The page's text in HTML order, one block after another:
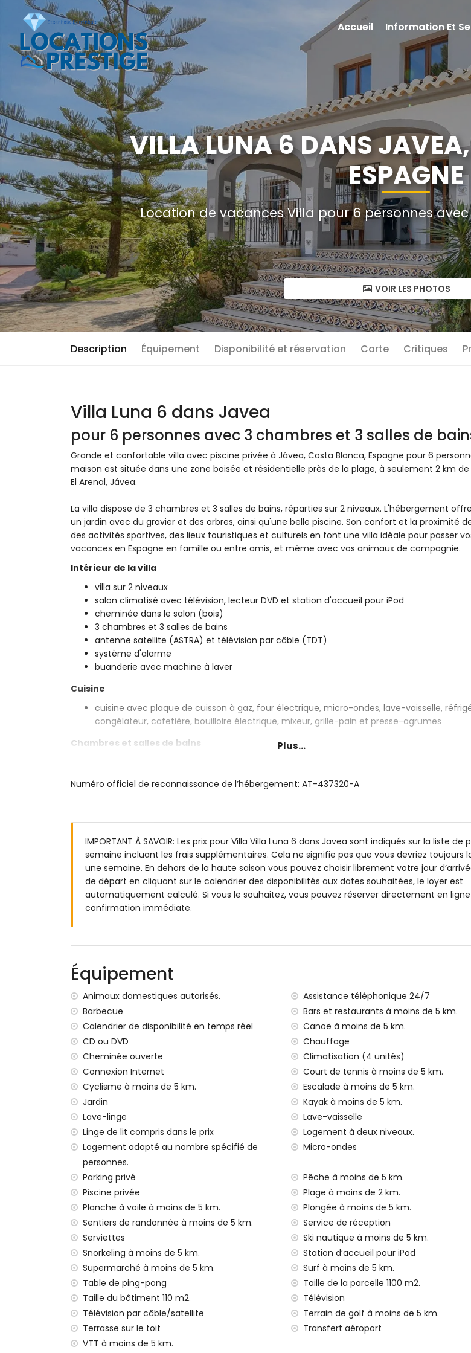
VILLA LUNA 6 DANS
ESPAGNE
Location de vacances Villa pour 6 personnes
VOIR LES PHOTOS
Description Équipement Disponibilité et réservation Carte Critiques
Villa Luna 6 dans Javea
pour 6 personnes avec 3 chambres et 3 salles de
Grande et confortable villa avec piscine privée à Jávea, Costa Blanca, Espagne pour 6
maison est située dans une zone boisée et résidentielle près de la plage, à seulement 2 km de
El Arenal, Jávea.
La villa dispose de 3 chambres et 3 salles de bains, réparties sur 2 niveaux. L'hébergement
un jardin avec du gravier et des arbres, ainsi qu'une belle piscine. Son confort et la proximité
des activités sportives, des lieux touristiques et culturels en font une villa idéale pour passer
vacances en Espagne en famille ou entre amis, et même avec vos animaux de compagnie.
Intérieur de la villa
villa sur 2 niveaux
salon climatisé avec télévision, lecteur DVD et station d'accueil pour iPod
cheminée dans le salon (bois)
3 chambres et 3 salles de bains
antenne satellite (ASTRA) et télévision par câble (TDT)
système d'alarme
buanderie avec machine à laver
Cuisine
cuisine avec plaque de cuisson à gaz, four électrique, micro-ondes, lave-vaisselle,
congélateur, cafetière, bouilloire électrique, mixeur, grille-pain et presse-agrumes
Chambres et salles de bains
chambre climatisée avec lit king-size (200 x 180 cm)
salle de bain avec lavabo simple, douche et toilette
Extérieur de la villa
grand terrain clôturé
piscine privée mesurant 8m x 4m et 2,5m de profondeur
jardin avec gravier, arbres, et mobilier de jardin avec transats
douche extérieure
espace de stationnement couvert privé et 3 places privées
terrasse sur le toit
Informations supplémentaires
ville la plus proche : Jávea (à moins de 5 kilomètres de la villa)
rivière ou rive la plus proche : Mediterráneo, Jávea (à moins de 2 kilomètres de la villa)
plage la plus proche : El Arenal, Jávea (à moins de 2 kilomètres de la villa)
port le plus proche : Puerto Aduanas del Mar, Jávea (à moins de 5 kilomètres de la villa)
parc le plus proche : Pinomar, Jávea (à moins de 2 kilomètres de la villa)
aéroport le plus proche : Alicante (à moins de 100 kilomètres de la villa)
deuxième aéroport le plus proche : Valence (> 100 kilomètres)
animaux domestiques autorisés
L'hébergement est très adapté pour les familles avec enfants
Installations et services inclus dans le prix de location de la villa
internet (WiFi)
aspirateur et fer à repasser avec planche à repasser
linge de lit et serviettes
service de réception et service d'urgence 24h/24
table de ping-pong
chauffage par air et climatisation
Installations et services avec supplément
service d'aéroport
lit supplémentaire et lits/couffins pour enfants (sur demande)
Divertissements et activités de loisirs pour vos vacances à Jávea, Costa Blanca
bar, promenade (El Arenal et Jávea) (à moins de 5 kilomètres de la maison)
Plus...
Numéro officiel de reconnaissance de l’hébergement: AT-437320-A
IMPORTANT À SAVOIR: Les prix pour Villa Villa Luna 6 dans Javea sont indiqués sur la liste de
semaine incluant les frais supplémentaires. Cela ne signifie pas que vous devriez toujours
une semaine. En dehors de la haute saison vous pouvez choisir librement votre jour
de départ en cliquant sur le calendrier des disponibilités aux dates souhaitées, le loyer est
automatiquement calculé. Si vous le souhaitez, vous pouvez réserver directement en
confirmation immédiate.
Équipement
Animaux domestiques autorisés.
Assistance téléphonique 24/7
Barbecue
Bars et restaurants à moins de 5 km.
Calendrier de disponibilité en temps réel
Canoë à moins de 5 km.
CD ou DVD
Chauffage
Cheminée ouverte
Climatisation (4 unités)
Connexion Internet
Court de tennis à moins de 5 km.
Cyclisme à moins de 5 km.
Escalade à moins de 5 km.
Jardin
Kayak à moins de 5 km.
Lave-linge
Lave-vaisselle
Linge de lit compris dans le prix
Logement à deux niveaux.
Logement adapté au nombre spécifié de
personnes.
Micro-ondes
Parking privé
Pêche à moins de 5 km.
Piscine privée
Plage à moins de 2 km.
Planche à voile à moins de 5 km.
Plongée à moins de 5 km.
Sentiers de randonnée à moins de 5 km.
Service de réception
Serviettes
Ski nautique à moins de 5 km.
Snorkeling à moins de 5 km.
Station d’accueil pour iPod
Supermarché à moins de 5 km.
Surf à moins de 5 km.
Table de ping-pong
Taille de la parcelle 1100 m2.
Taille du bâtiment 110 m2.
Télévision
Télévision par câble/satellite
Terrain de golf à moins de 5 km.
Terrasse sur le toit
Transfert aéroport
VTT à moins de 5 km.
Accueil Information Et